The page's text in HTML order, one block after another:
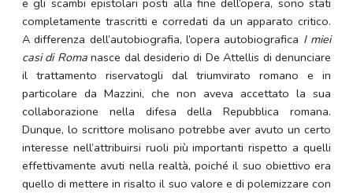
e gli scambi epistolari posti alla fine dell’opera, sono stati
completamente trascritti e corredati da un apparato critico.
A differenza dell’autobiografia, l’opera autobiografica I miei
casi di Romanasce dal desiderio di De Attellis di denunciare
il trattamento riservatogli dal triumvirato romano e in
particolare da Mazzini, che non aveva accettato la sua
collaborazione nella difesa della Repubblica romana.
Dunque, lo scrittore molisano potrebbe aver avuto un certo
interesse nell’attribuirsi ruoli più importanti rispetto a quelli
effettivamente avuti nella realtà, poiché il suo obiettivo era
quello di mettere in risalto il suo valore e di polemizzare con